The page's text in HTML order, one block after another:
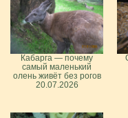
Кабарга — почему
самый маленький
олень живёт без рогов
20.07.2026